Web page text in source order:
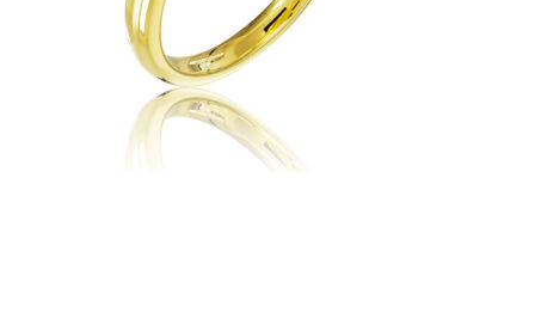
Twist Elegance
Zásnubné prstne z kolekcie Twist Elegance.